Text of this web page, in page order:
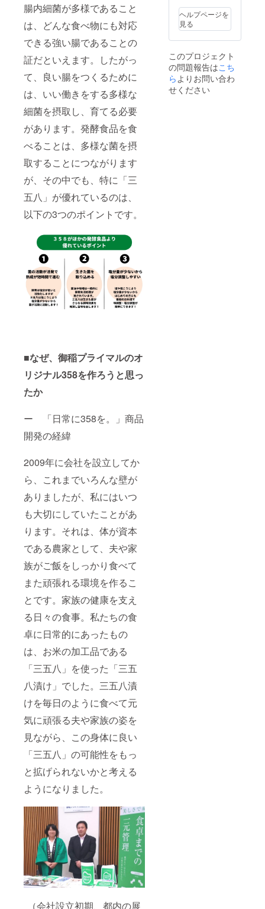
腸内細菌が多様であること
は、どんな食べ物にも対応
できる強い腸であることの
証だといえます。したがっ
て、良い腸をつくるために
は、いい働きをする多様な
細菌を摂取し、育てる必要
があります。発酵食品を食
べることは、多様な菌を摂
取することにつながります
が、その中でも、特に「三
五八」が優れているのは、
以下の3つのポイントです。
■なぜ、御稲プライマルのオ
リジナル358を作ろうと思っ
たか
ー 「日常に358を。」商品
開発の経緯
2009年に会社を設立してか
ら、これまでいろんな壁が
ありましたが、私にはいつ
も大切にしていたことがあ
ります。それは、体が資本
である農家として、夫や家
族がご飯をしっかり食べて
また頑張れる環境を作るこ
とです。家族の健康を支え
る日々の食事。私たちの食
卓に日常的にあったもの
は、お米の加工品である
「三五八」を使った「三五
八漬け」でした。三五八漬
けを毎日のように食べて元
気に頑張る夫や家族の姿を
見ながら、この身体に良い
「三五八」の可能性をもっ
と拡げられないかと考える
ようになりました。
（会社設立初期、都内の展
所へ発
しま
す。
込み）
※要冷蔵
の商品
を含み
ロゴ・
お写真
などの
データ
だけれ
ば、御
稲プラ
イマル
でご用
（24
袋） ◎
季節の
写真
以上、
田んぼ
のお写
真をお
送りす
ヘルプページを
見る
このプロジェクト
の問題報告はこち
らよりお問い合わ
せください